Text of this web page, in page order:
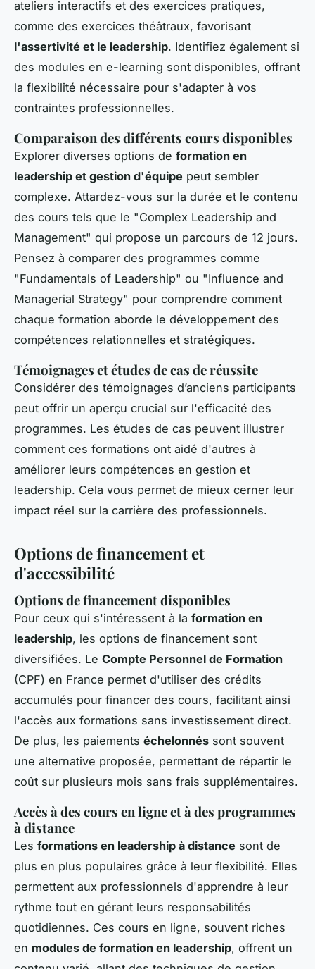
ateliers interactifs et des exercices pratiques,
comme des exercices théâtraux, favorisant
l'assertivité et le leadership. Identifiez également si
des modules en e-learning sont disponibles, offrant
la flexibilité nécessaire pour s'adapter à vos
contraintes professionnelles.
Comparaison des différents cours disponibles
Explorer diverses options de formation en
leadership et gestion d'équipe peut sembler
complexe. Attardez-vous sur la durée et le contenu
des cours tels que le "Complex Leadership and
Management" qui propose un parcours de 12 jours.
Pensez à comparer des programmes comme
"Fundamentals of Leadership" ou "Influence and
Managerial Strategy" pour comprendre comment
chaque formation aborde le développement des
compétences relationnelles et stratégiques.
Témoignages et études de cas de réussite
Considérer des témoignages d’anciens participants
peut offrir un aperçu crucial sur l'efficacité des
programmes. Les études de cas peuvent illustrer
comment ces formations ont aidé d'autres à
améliorer leurs compétences en gestion et
leadership. Cela vous permet de mieux cerner leur
impact réel sur la carrière des professionnels.
Options de financement et
d'accessibilité
Options de financement disponibles
Pour ceux qui s'intéressent à la formation en
leadership, les options de financement sont
diversifiées. Le Compte Personnel de Formation
(CPF) en France permet d'utiliser des crédits
accumulés pour financer des cours, facilitant ainsi
l'accès aux formations sans investissement direct.
De plus, les paiements échelonnés sont souvent
une alternative proposée, permettant de répartir le
coût sur plusieurs mois sans frais supplémentaires.
Accès à des cours en ligne et à des programmes
à distance
Les formations en leadership à distance sont de
plus en plus populaires grâce à leur flexibilité. Elles
permettent aux professionnels d'apprendre à leur
rythme tout en gérant leurs responsabilités
quotidiennes. Ces cours en ligne, souvent riches
en modules de formation en leadership, offrent un